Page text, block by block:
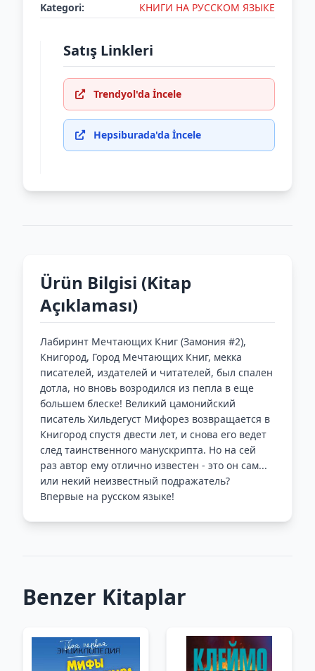
Kategori:
КНИГИ НА РУССКОМ ЯЗЫКЕ
Satış Linkleri
Trendyol'da İncele
Hepsiburada'da İncele
Ürün Bilgisi (Kitap
Açıklaması)
Лабиринт Мечтающих Книг (Замония #2),
Книгород, Город Мечтающих Книг, мекка
писателей, издателей и читателей, был спален
дотла, но вновь возродился из пепла в еще
большем блеске! Великий цамонийский
писатель Хильдегуст Мифорез возвращается в
Книгород спустя двести лет, и снова его ведет
след таинственного манускрипта. Но на сей
раз автор ему отлично известен - это он сам...
или некий неизвестный подражатель?
Впервые на русском языке!
Benzer Kitaplar